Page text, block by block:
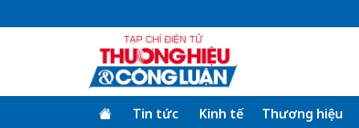
Tin tức Kinh tế Thương hiệu